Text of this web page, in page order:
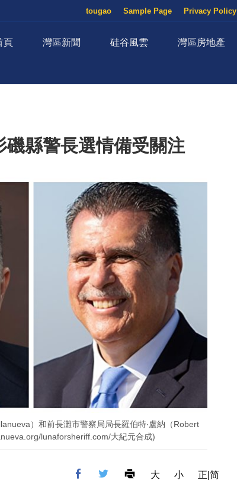
Privacy Policy
Sample Page
tougao
頁 灣區新聞 硅谷風雲 灣區房地產
磯縣警長選情備受關注
）和前長灘市警察局局長羅伯特‧盧納（Robert
lunaforsheriff.com/大紀元合成)
大 小 正|简